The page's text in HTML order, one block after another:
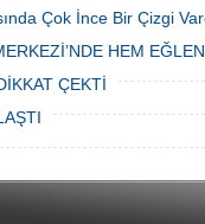
Çok İnce Bir Çizgi
HEM
ÇEKTİ